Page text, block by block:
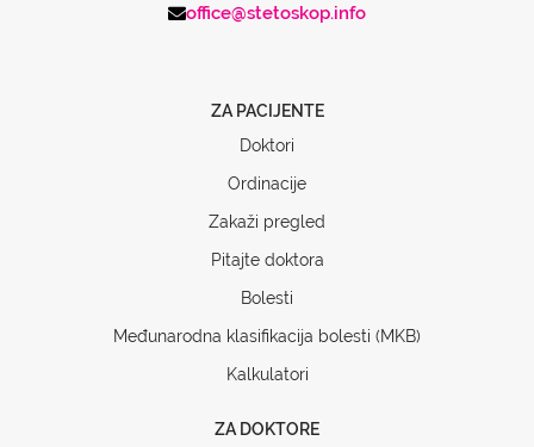
office@stetoskop.info
ZA PACIJENTE
Doktori
Ordinacije
Zakaži pregled
Pitajte doktora
Bolesti
Međunarodna klasifikacija bolesti (MKB)
Kalkulatori
ZA DOKTORE